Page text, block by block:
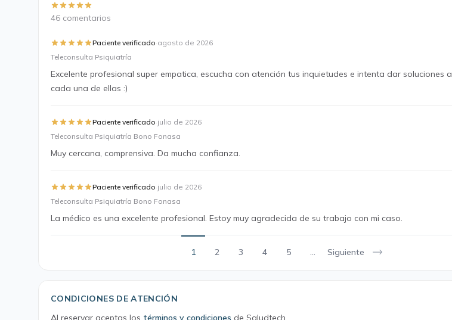
46 comentarios
Paciente verificado·agosto de 2026
Teleconsulta Psiquiatría
Excelente profesional super empatica, escucha con atención tus inquietudes e intenta dar soluciones a
cada una de ellas :)
Paciente verificado·julio de 2026
Teleconsulta Psiquiatría Bono Fonasa
Muy cercana, comprensiva. Da mucha confianza.
Paciente verificado·julio de 2026
Teleconsulta Psiquiatría Bono Fonasa
La médico es una excelente profesional. Estoy muy agradecida de su trabajo con mi caso.
1 2 3 4 5 ... Siguiente
CONDICIONES DE ATENCIÓN
Al reservar aceptas los términos y condiciones de Saludtech.